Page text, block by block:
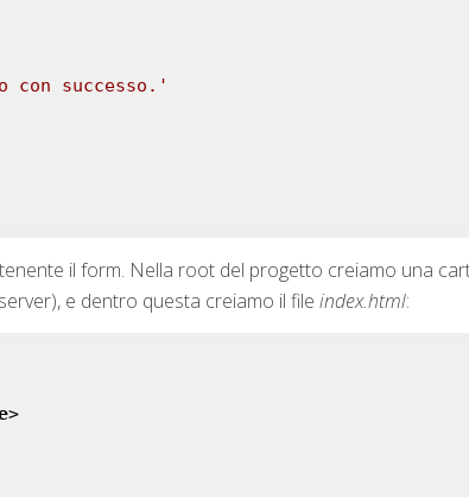
con successo.'
il form. Nella root del progetto creiamo una
e dentro questa creiamo il file index.html:
>